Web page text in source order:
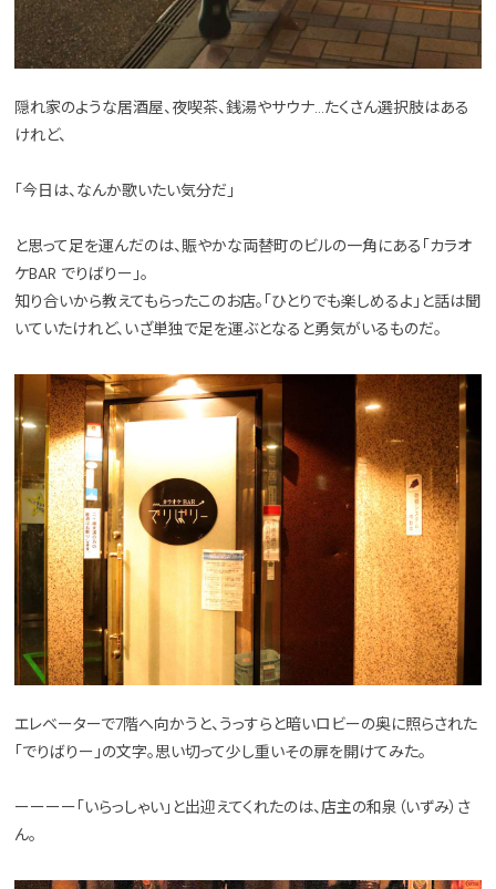
隠れ家のような居酒屋、夜喫茶、銭湯やサウナ…たくさん選択肢はある
けれど、
「今日は、なんか歌いたい気分だ」
と思って足を運んだのは、賑やかな両替町のビルの一角にある「カラオ
ケBAR でりばりー」。
知り合いから教えてもらったこのお店。「ひとりでも楽しめるよ」と話は聞
いていたけれど、いざ単独で足を運ぶとなると勇気がいるものだ。
エレベーターで7階へ向かうと、うっすらと暗いロビーの奥に照らされた
「でりばりー」の文字。思い切って少し重いその扉を開けてみた。
ーーーー「いらっしゃい」と出迎えてくれたのは、店主の和泉（いずみ）さ
ん。